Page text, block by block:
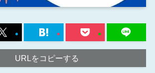
URLをコピーする